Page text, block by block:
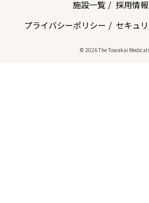
施設一覧
採用情報
プライバシーポリシー
セキュ
© 2026 The Towakai